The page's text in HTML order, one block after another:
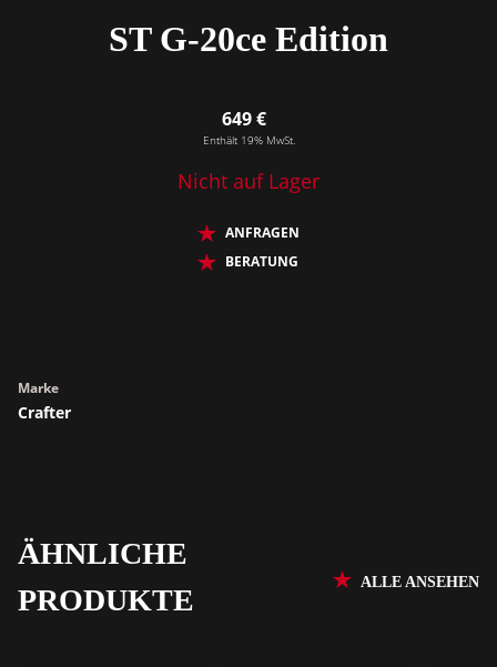
ST G-20ce Edition
649 €
Enthält 19% MwSt.
Nicht auf Lager
ANFRAGEN
BERATUNG
Marke
Crafter
ÄHNLICHE
PRODUKTE
ALLE ANSEHEN